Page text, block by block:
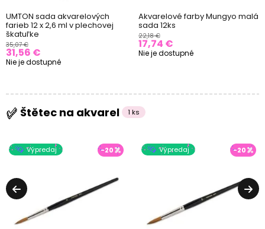
UMTON sada akvarelových
farieb 12 x 2,6 ml v plechovej
škatuľke
35,07 €
31,56 €
Nie je dostupné
Akvarelové farby Mungyo malá
sada 12ks
22,18 €
17,74 €
Nie je dostupné
Štětec na akvarel 1 ks
Výpredaj -20 Výpredaj -20